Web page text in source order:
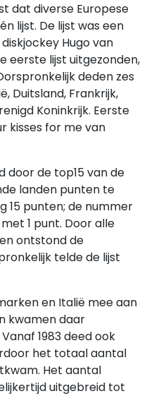
dat diverse Europese
lijst. De lijst was een
Hugo van
eerste lijst uitgezonden,
deden zes
Duitsland, Frankrijk,
Koninkrijk. Eerste
kisses for me van
door de top15 van de
landen punten te
15 punten; de nummer
1 punt. Door alle
ontstond de
telde de lijst
en Italië mee aan
kwamen daar
1983 deed ook
het totaal aantal
Het aantal
uitgebreid tot